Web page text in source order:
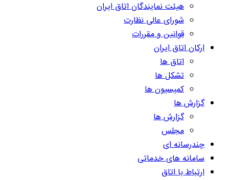
هیئت نمایندگان اتاق ایران
شورای عالی نظارت
قوانین و مقررات
ارکان اتاق ایران
اتاق ها
تشکل ها
کمیسیون ها
گزارش ها
گزارش ها
مجلس
چندرسانه ای
سامانه های خدماتی
ارتباط با اتاق